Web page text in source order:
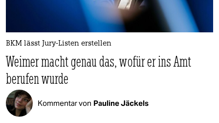
BKM lässt Jury-Listen erstellen
Weimer macht genau das, wofür er ins Amt
berufen wurde
Kommentar von Pauline Jäckels